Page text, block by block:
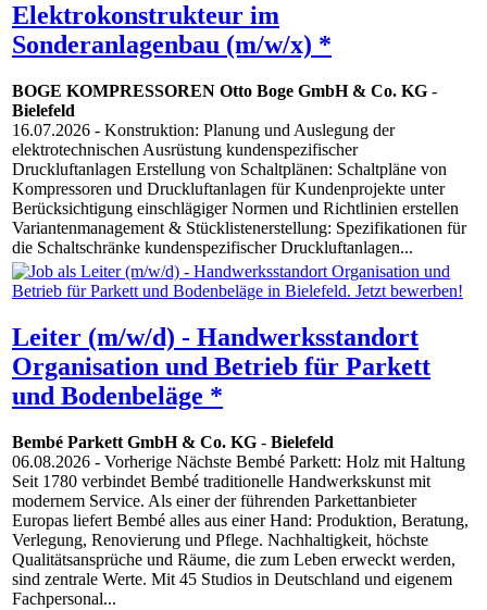
Elektrokonstrukteur im
Sonderanlagenbau (m/w/x) *
BOGE KOMPRESSOREN Otto Boge GmbH & Co. KG -
Bielefeld
16.07.2026 - Konstruktion: Planung und Auslegung der
elektrotechnischen Ausrüstung kundenspezifischer
Druckluftanlagen Erstellung von Schaltplänen: Schaltpläne von
Kompressoren und Druckluftanlagen für Kundenprojekte unter
Berücksichtigung einschlägiger Normen und Richtlinien erstellen
Variantenmanagement & Stücklistenerstellung: Spezifikationen für
die Schaltschränke kundenspezifischer Druckluftanlagen...
Leiter (m/w/d) - Handwerksstandort
Organisation und Betrieb für Parkett
und Bodenbeläge *
Bembé Parkett GmbH & Co. KG - Bielefeld
06.08.2026 - Vorherige Nächste Bembé Parkett: Holz mit Haltung
Seit 1780 verbindet Bembé traditionelle Handwerkskunst mit
modernem Service. Als einer der führenden Parkettanbieter
Europas liefert Bembé alles aus einer Hand: Produktion, Beratung,
Verlegung, Renovierung und Pflege. Nachhaltigkeit, höchste
Qualitätsansprüche und Räume, die zum Leben erweckt werden,
sind zentrale Werte. Mit 45 Studios in Deutschland und eigenem
Fachpersonal...